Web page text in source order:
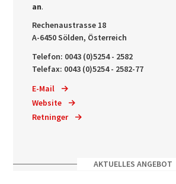
an.
Rechenaustrasse 18
A-6450 Sölden, Österreich
Telefon: 0043 (0)5254 - 2582
Telefax: 0043 (0)5254 - 2582-77
E-Mail
Website
Retninger
AKTUELLES ANGEBOT